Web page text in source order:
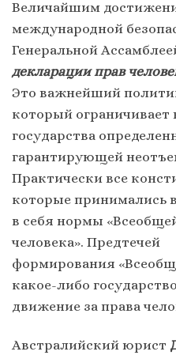
Величайшим
международной
Генеральной
декларации прав
Это важнейший
который ограничивает
государства
гарантирующей
Практически все
которые принимались
в себя нормы
человека». Предтечей
формирования
какое-либо
движение за права
Австралийский юрист